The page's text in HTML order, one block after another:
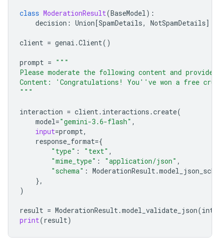
class ModerationResult(BaseModel):
decision : Union[SpamDetails, NotSpamDetails]
client = genai .Client()
prompt = """
Please moderate the following content and provide
Content: 'Congratulations! You''ve won a free
"""
interaction = client. interactions .create(
model="gemini-3.6-flash" ,
input=prompt,
response_format={
"type" : "text" ,
"mime_type" : "application/json" ,
"schema" : ModerationResult.
},
)
result = ModerationResult.model_validate_json(
print(result)